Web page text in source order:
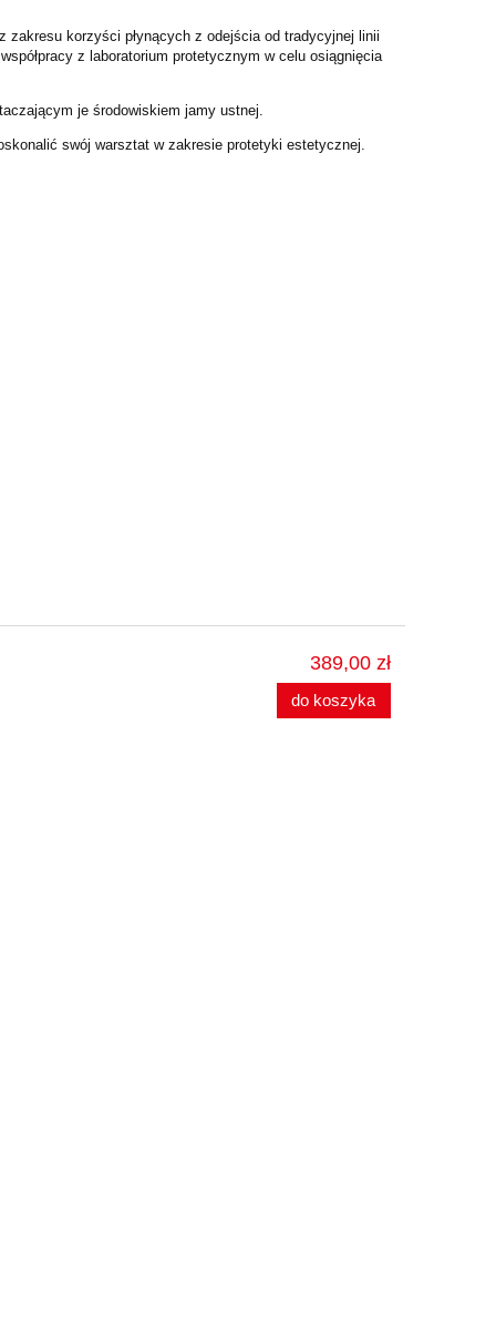
zakresu korzyści płynących z odejścia od tradycyjnej linii
z laboratorium protetycznym w celu osiągnięcia
je środowiskiem jamy ustnej.
swój warsztat w zakresie protetyki estetycznej.
389,00 zł
do koszyka